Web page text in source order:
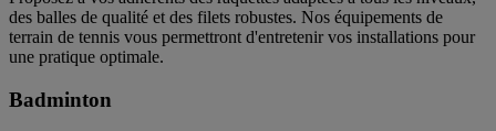
des balles de qualité et des filets robustes. Nos équipements de
terrain de tennis vous permettront d'entretenir vos installations pour
une pratique optimale.
Badminton